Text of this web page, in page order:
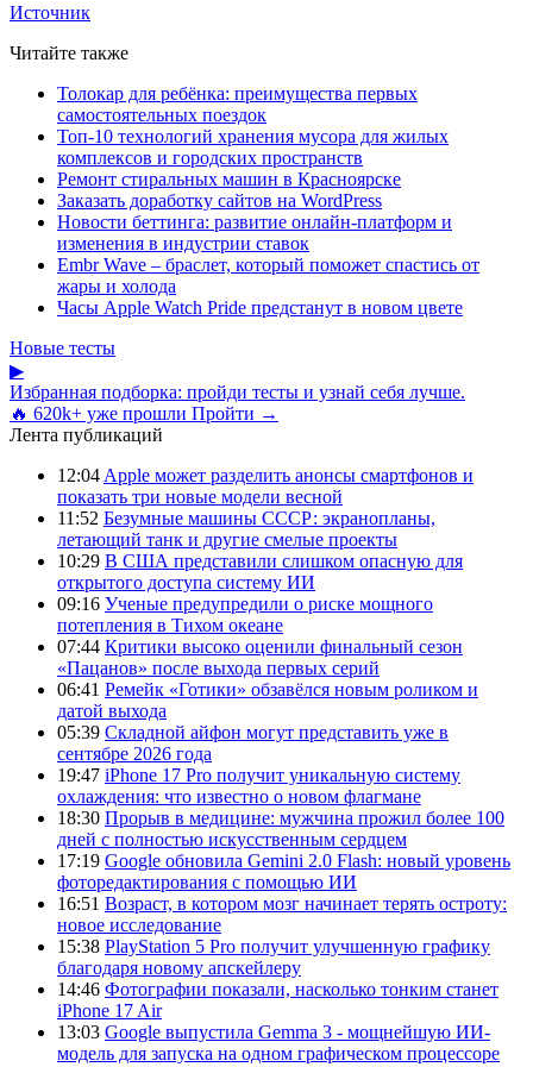
Источник
Читайте также
Толокар для ребёнка: преимущества первых
самостоятельных поездок
Топ-10 технологий хранения мусора для жилых
комплексов и городских пространств
Ремонт стиральных машин в Красноярске
Заказать доработку сайтов на WordPress
Новости беттинга: развитие онлайн-платформ и
изменения в индустрии ставок
Embr Wave – браслет, который поможет спастись от
жары и холода
Часы Apple Watch Pride предстанут в новом цвете
Новые тесты
▶
Избранная подборка: пройди тесты и узнай себя лучше.
🔥 620k+ уже прошли Пройти →
Лента публикаций
12:04 Apple может разделить анонсы смартфонов и
показать три новые модели весной
11:52 Безумные машины СССР: экранопланы,
летающий танк и другие смелые проекты
10:29 В США представили слишком опасную для
открытого доступа систему ИИ
09:16 Ученые предупредили о риске мощного
потепления в Тихом океане
07:44 Критики высоко оценили финальный сезон
«Пацанов» после выхода первых серий
06:41 Ремейк «Готики» обзавёлся новым роликом и
датой выхода
05:39 Складной айфон могут представить уже в
сентябре 2026 года
19:47 iPhone 17 Pro получит уникальную систему
охлаждения: что известно о новом флагмане
18:30 Прорыв в медицине: мужчина прожил более 100
дней с полностью искусственным сердцем
17:19 Google обновила Gemini 2.0 Flash: новый уровень
фоторедактирования с помощью ИИ
16:51 Возраст, в котором мозг начинает терять остроту:
новое исследование
15:38 PlayStation 5 Pro получит улучшенную графику
благодаря новому апскейлеру
14:46 Фотографии показали, насколько тонким станет
iPhone 17 Air
13:03 Google выпустила Gemma 3 - мощнейшую ИИ-
модель для запуска на одном графическом процессоре